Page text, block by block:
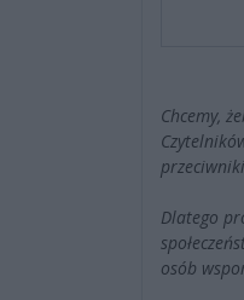
Chcemy,
Dlatego
osób